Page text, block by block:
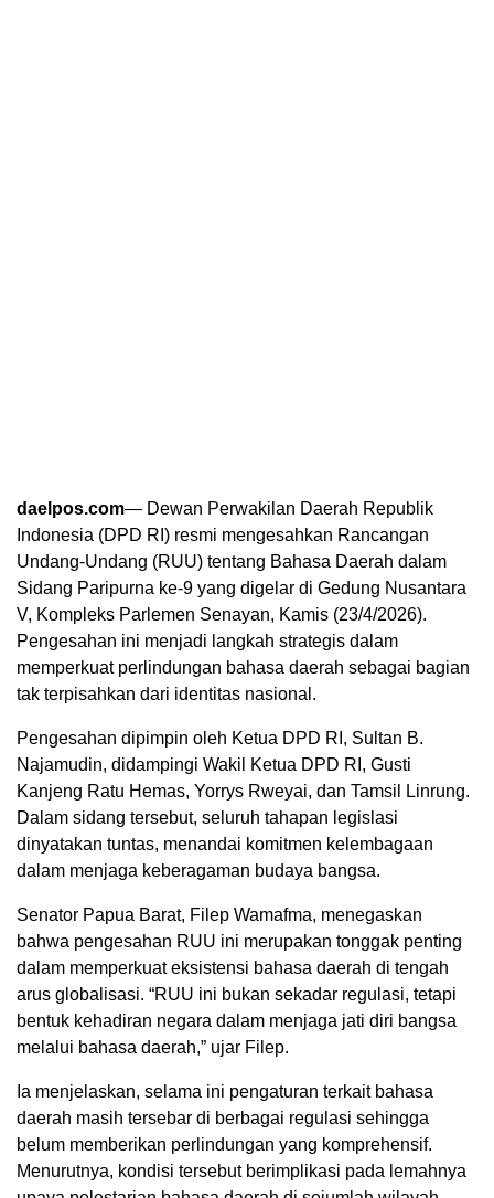
daelpos.com— Dewan Perwakilan Daerah Republik
Indonesia (DPD RI) resmi mengesahkan Rancangan
Undang-Undang (RUU) tentang Bahasa Daerah dalam
Sidang Paripurna ke-9 yang digelar di Gedung Nusantara
V, Kompleks Parlemen Senayan, Kamis (23/4/2026).
Pengesahan ini menjadi langkah strategis dalam
memperkuat perlindungan bahasa daerah sebagai bagian
tak terpisahkan dari identitas nasional.
Pengesahan dipimpin oleh Ketua DPD RI, Sultan B.
Najamudin, didampingi Wakil Ketua DPD RI, Gusti
Kanjeng Ratu Hemas, Yorrys Rweyai, dan Tamsil Linrung.
Dalam sidang tersebut, seluruh tahapan legislasi
dinyatakan tuntas, menandai komitmen kelembagaan
dalam menjaga keberagaman budaya bangsa.
Senator Papua Barat, Filep Wamafma, menegaskan
bahwa pengesahan RUU ini merupakan tonggak penting
dalam memperkuat eksistensi bahasa daerah di tengah
arus globalisasi. “RUU ini bukan sekadar regulasi, tetapi
bentuk kehadiran negara dalam menjaga jati diri bangsa
melalui bahasa daerah,” ujar Filep.
Ia menjelaskan, selama ini pengaturan terkait bahasa
daerah masih tersebar di berbagai regulasi sehingga
belum memberikan perlindungan yang komprehensif.
Menurutnya, kondisi tersebut berimplikasi pada lemahnya